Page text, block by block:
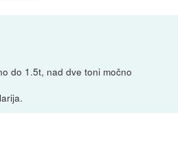
do 1.5t, nad dve toni močno